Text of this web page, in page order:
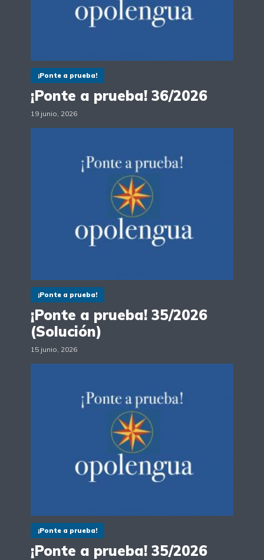
¡Ponte a prueba!
¡Ponte a prueba! 36/2026
19 junio, 2026
¡Ponte a prueba!
¡Ponte a prueba! 35/2026
(Solución)
15 junio, 2026
¡Ponte a prueba!
¡Ponte a prueba! 35/2026